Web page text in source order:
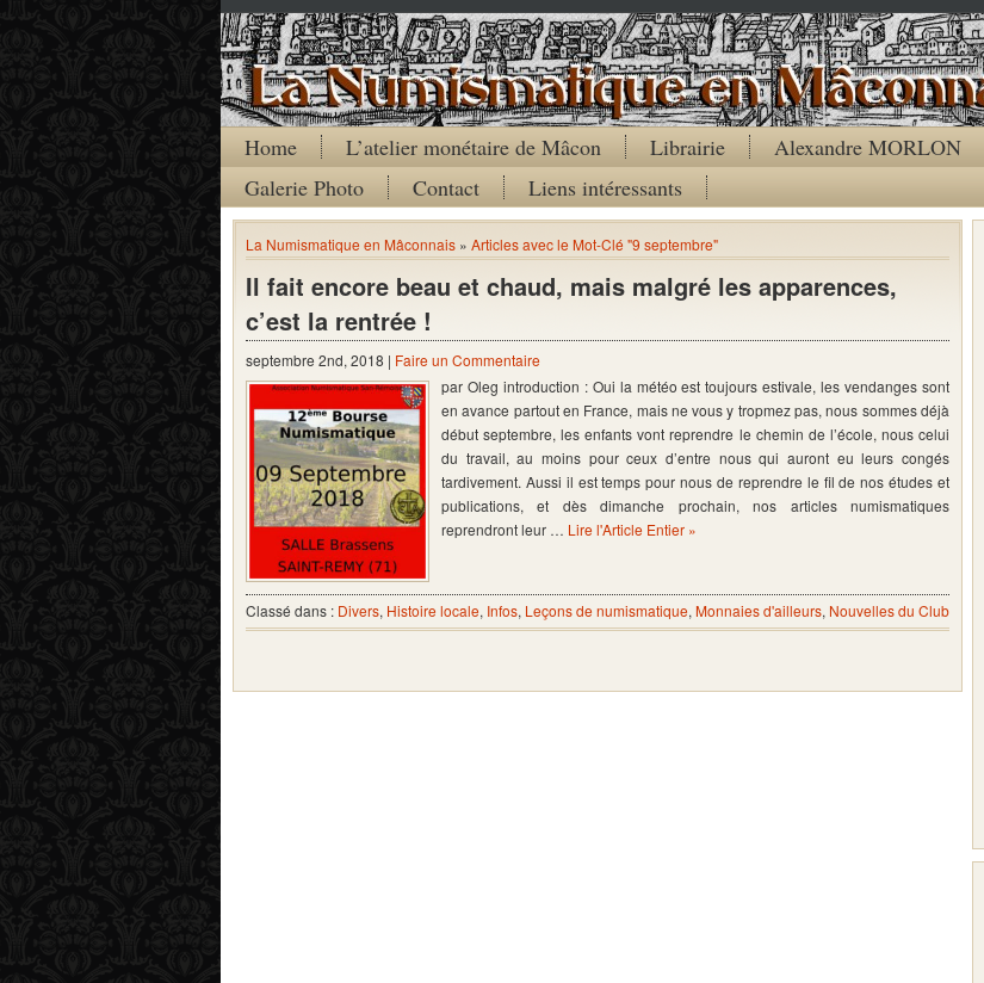
Home L’atelier monétaire de Mâcon Librairie
Alexandre MORLON
Galerie Photo
Contact Liens intéressants
La Numismatique en Mâconnais » Articles avec le Mot-Clé "9 septembre"
Il fait encore beau et chaud, mais malgré les apparences,
c’est la rentrée !
septembre 2nd, 2018 | Faire un Commentaire
par Oleg introduction : Oui la météo est toujours estivale, les vendanges sont
en avance partout en France, mais ne vous y tropmez pas, nous sommes déjà
début septembre, les enfants vont reprendre le chemin de l’école, nous celui
du travail, au moins pour ceux d’entre nous qui auront eu leurs congés
tardivement. Aussi il est temps pour nous de reprendre le fil de nos études et
publications, et dès dimanche prochain, nos articles numismatiques
reprendront leur … Lire l'Article Entier »
Classé dans : Divers, Histoire locale, Infos, Leçons de numismatique, Monnaies d'ailleurs, Nouvelles du Club